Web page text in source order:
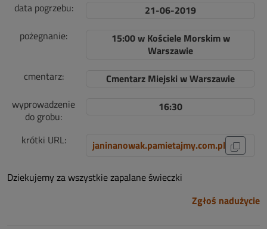
data pogrzebu:
21-06-2019
pożegnanie:
15:00 w Kościele Morskim w
Warszawie
cmentarz:
Cmentarz Miejski w Warszawie
wyprowadzenie
do grobu:
16:30
krótki URL: janinanowak.pamietajmy.com.pl
Dziekujemy za wszystkie zapalane świeczki
Zgłoś nadużycie